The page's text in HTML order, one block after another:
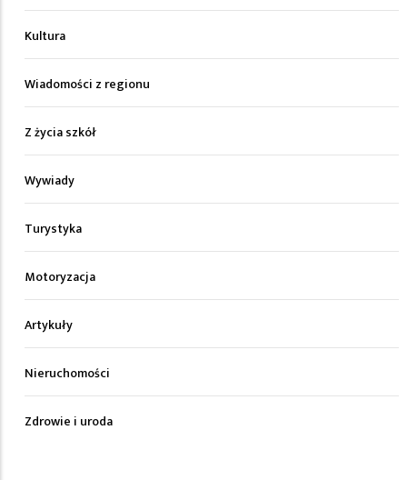
Kultura
Wiadomości z regionu
Z życia szkół
Wywiady
Turystyka
Motoryzacja
Artykuły
Nieruchomości
Zdrowie i uroda